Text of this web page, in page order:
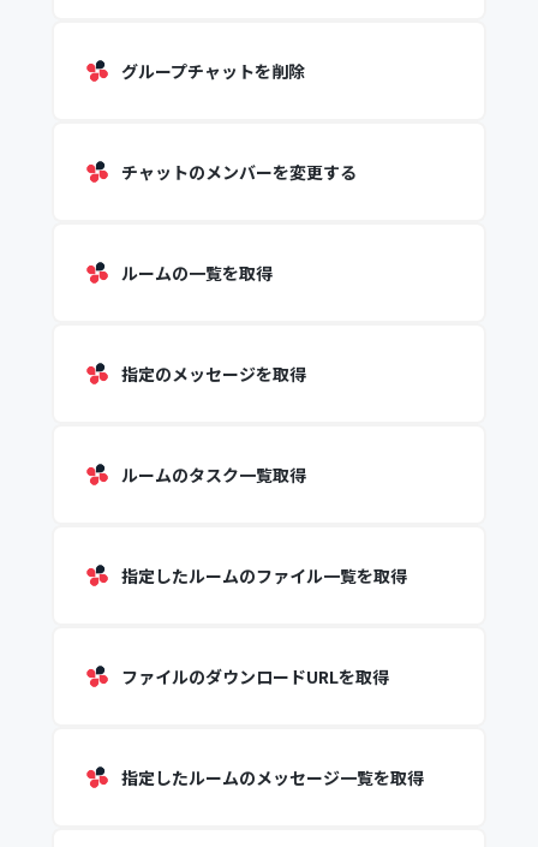
グループチャットを削除
チャットのメンバーを変更する
ルームの一覧を取得
指定のメッセージを取得
ルームのタスク一覧取得
指定したルームのファイル一覧を取得
ファイルのダウンロードURLを取得
指定したルームのメッセージ一覧を取得